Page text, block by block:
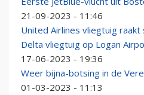
21-09-2023 - 11:46
United Airlines vliegtuig
Delta vliegtuig op Logan
17-06-2023 - 19:36
Weer bijna-botsing in de
01-03-2023 - 11:13